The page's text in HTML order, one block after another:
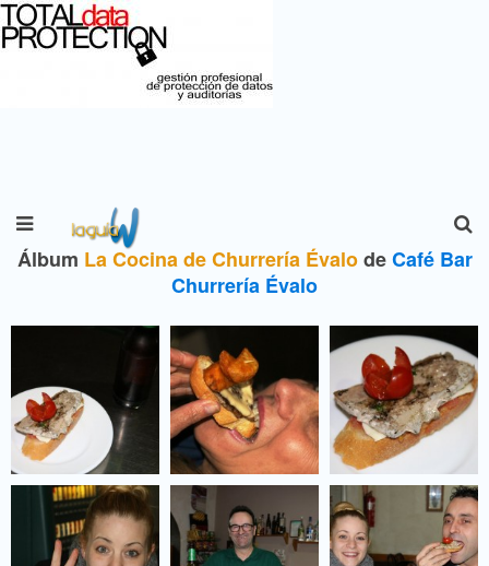
Álbum La Cocina de Churrería ÉvalodeCafé Bar
Churrería Évalo